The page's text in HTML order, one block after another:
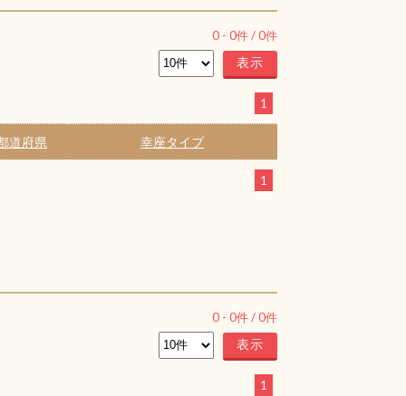
0 - 0件 /0件
1
道府県 幸座タイプ
1
0 - 0件 /0件
1